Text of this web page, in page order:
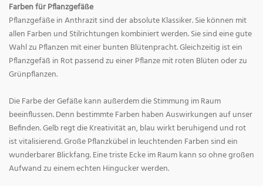
Farben für Pflanzgefäße
Pflanzgefäße in Anthrazit sind der absolute Klassiker. Sie können mit
allen Farben und Stilrichtungen kombiniert werden. Sie sind eine gute
Wahl zu Pflanzen mit einer bunten Blütenpracht. Gleichzeitig ist ein
Pflanzgefäß in Rot passend zu einer Pflanze mit roten Blüten oder zu
Grünpflanzen.
Die Farbe der Gefäße kann außerdem die Stimmung im Raum
beeinflussen. Denn bestimmte Farben haben Auswirkungen auf unser
Befinden. Gelb regt die Kreativität an, blau wirkt beruhigend und rot
ist vitalisierend. Große Pflanzkübel in leuchtenden Farben sind ein
wunderbarer Blickfang. Eine triste Ecke im Raum kann so ohne großen
Aufwand zu einem echten Hingucker werden.